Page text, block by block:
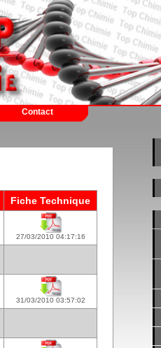
Contact
Fiche Technique
27/03/2010 04:17:16
31/03/2010 03:57:02